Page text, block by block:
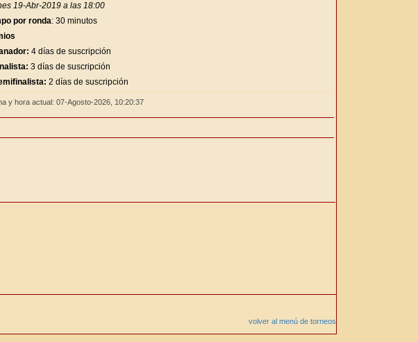
19-Abr-2019 a las 18:00
por ronda: 30 minutos
4 días de suscripción
3 días de suscripción
2 días de suscripción
y hora actual: 07-Agosto-2026, 10:20:37
volver al menú de torneos